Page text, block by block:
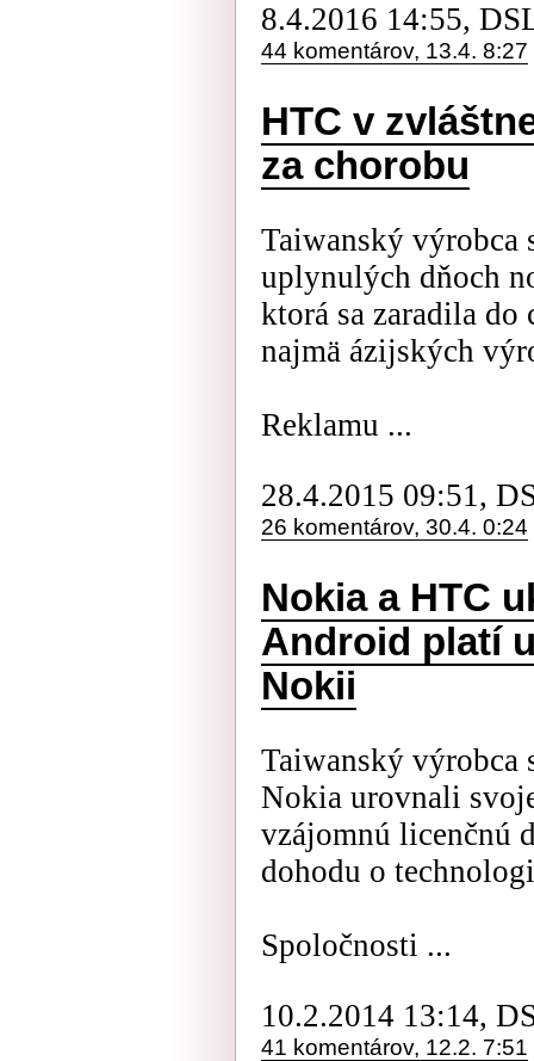
8.4.2016 14:55,
44 komentárov, 13.4. 8:27
HTC v
za chorobu
Taiwanský
uplynulých dňoch
ktorá sa zaradila do
najmä ázijských
Reklamu ...
28.4.2015 09:51,
26 komentárov, 30.4. 0:24
Nokia a HTC
Android platí
Nokii
Taiwanský výrobca
Nokia urovnali
vzájomnú licenčnú
dohodu o
Spoločnosti ...
10.2.2014 13:14,
41 komentárov, 12.2. 7:51